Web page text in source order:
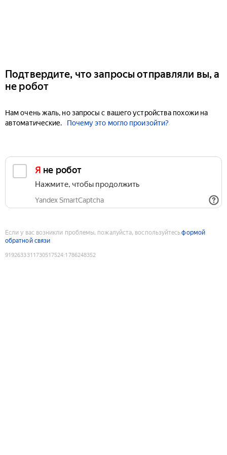
Подтвердите, что запросы отправляли вы, а
не робот
Нам очень жаль, но запросы с вашего устройства похожи на
автоматические.
Почему это могло произойти?
Я не робот
Нажмите, чтобы продолжить
Yandex SmartCaptcha
Если у вас возникли проблемы, пожалуйста, воспользуйтесьформой
обратной связи
9192633311730517524:1786248352